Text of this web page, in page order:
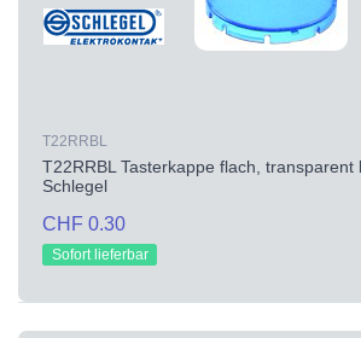
T22RRBL
T22RRBL Tasterkappe flach, transparent
Schlegel
CHF 0.30
Sofort lieferbar